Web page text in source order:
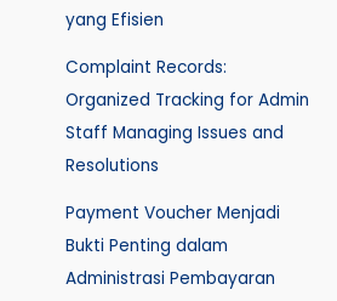
yang Efisien
Complaint Records:
Organized Tracking for Admin
Staff Managing Issues and
Resolutions
Payment Voucher Menjadi
Bukti Penting dalam
Administrasi Pembayaran